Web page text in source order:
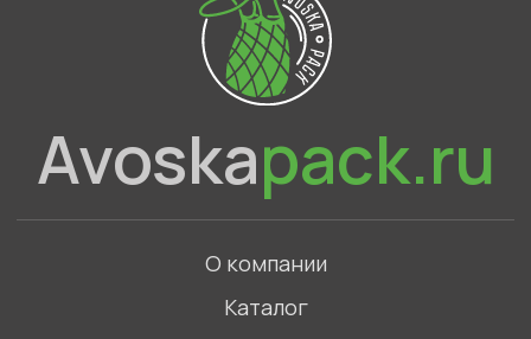
Брендированная упаковка
Контакты
Доставка и оплата
+7 (499) 841-47-47
Прайс-лист